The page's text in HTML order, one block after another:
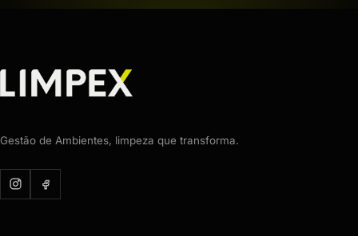
Gestão de Ambientes, limpeza que transforma.